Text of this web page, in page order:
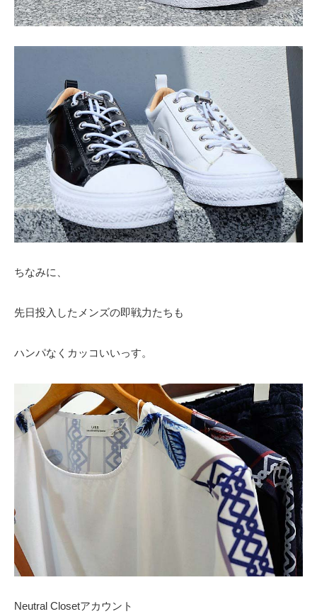
ちなみに、
先日投入したメンズの即戦力たちも
ハンパなくカッコいいっす。
Neutral Closetアカウント